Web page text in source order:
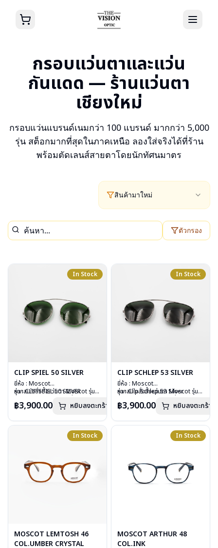
กรอบแว่นตาและแว่น
กันแดด — ร้านแว่นตา
เชียงใหม่
กรอบแว่นแบรนด์เนมกว่า 100 แบรนด์ มากกว่า 5,000
รุ่น สต็อกมากที่สุดในภาคเหนือ ลองใส่จริงได้ที่ร้าน
พร้อมตัดเลนส์สายตาโดยนักทัศนมาตร
สินค้ามาใหม่
ตัวกรอง
In Stock
CLIP SPIEL 50 SILVER
ยี่ห้อ : Moscot
รุ่น : CLIP SPIEL 50 SILVER
เลนส์ : กันแดดสีเขียว G-15 Lenses
อุปกรณ์ : ซองหนัง
หากสนใจสั่งชื้อแว่นตา Moscot รุ่น
กรุณาติดต่อเราคลิก
฿3,900.00 หยิบลงตะกร้า
In Stock
CLIP SCHLEP 53 SILVER
ยี่ห้อ : Moscot
รุ่น : Clip Schlep 53 Silver
เลนส์ : กันแดดสีเขียว
อุปกรณ์ : ซองหนัง
หากสนใจสั่งชื้อแว่นตา Moscot รุ่น
กรุณาติดต่อเราคลิก
฿3,900.00 หยิบลงตะกร้า
In Stock
MOSCOT LEMTOSH 46
COL.UMBER CRYSTAL
In Stock
MOSCOT ARTHUR 48
COL.INK